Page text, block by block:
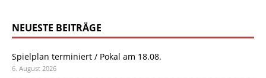
NEUESTE BEITRÄGE
Spielplan terminiert / Pokal am 18.08.
6. August 2026